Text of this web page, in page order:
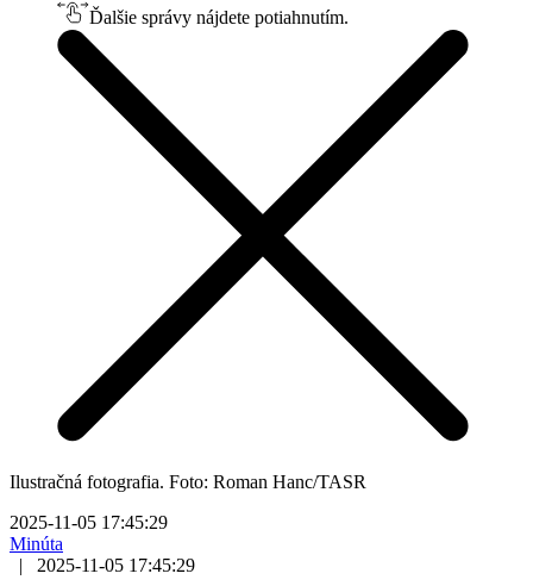
Ďalšie správy nájdete potiahnutím.
Ilustračná fotografia. Foto: Roman Hanc/TASR
2025-11-05 17:45:29
Minúta
|
2025-11-05 17:45:29